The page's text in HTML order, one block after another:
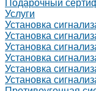
Подарочный
Услуги
Установка
Установка
Установка
Установка
Установка
Установка